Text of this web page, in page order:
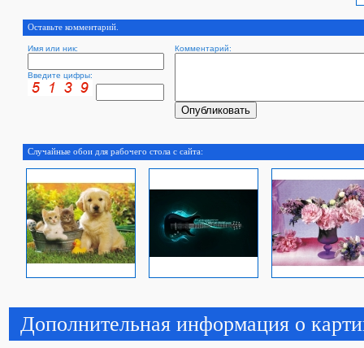
Оставьте комментарий.
Имя или ник: Комментарий:
Введите цифры:
Случайные обои для рабочего стола с сайта:
Дополнительная информация о